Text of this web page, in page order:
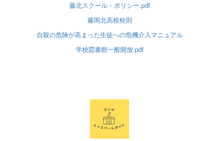
藤北スクール・ポリシー.pdf
藤岡北高校校則
自殺の危険が高まった生徒への危機介入マニュアル
学校図書館一般開放.pdf